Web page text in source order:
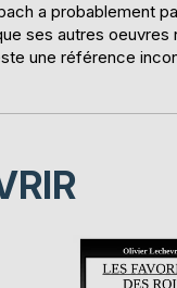
a probablement
ses autres oeuvres
une référence